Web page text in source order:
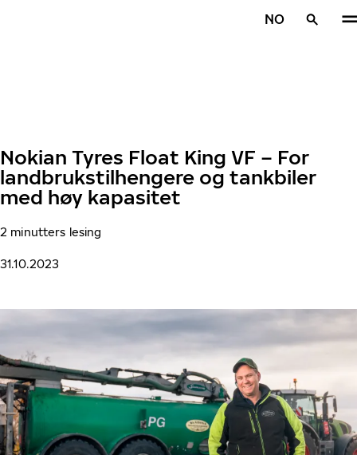
NO
Nokian Tyres Float King VF – For
landbrukstilhengere og tankbiler
med høy kapasitet
2 minutters lesing
31.10.2023